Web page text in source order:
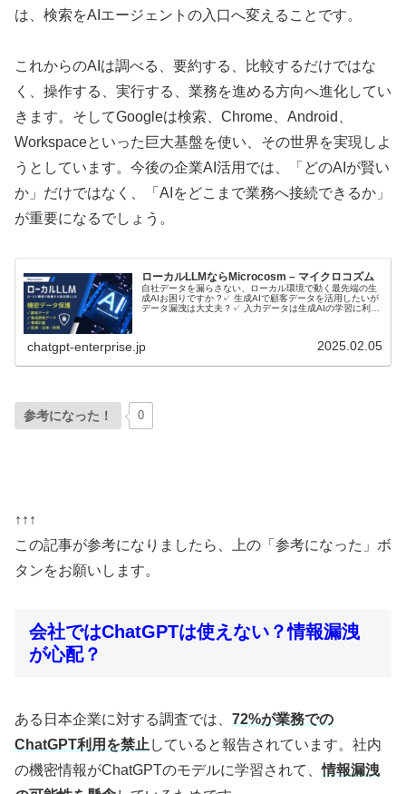
は、検索をAIエージェントの入口へ変えることです。
これからのAIは調べる、要約する、比較するだけではな
く、操作する、実行する、業務を進める方向へ進化してい
きます。そしてGoogleは検索、Chrome、Android、
Workspaceといった巨大基盤を使い、その世界を実現しよ
うとしています。今後の企業AI活用では、「どのAIが賢い
か」だけではなく、「AIをどこまで業務へ接続できるか」
が重要になるでしょう。
ローカルLLMならMicrocosm – マイクロコズム
自社データを漏らさない、ローカル環境で動く最先端の生
成AIお困りですか ?✓ 生成AIで顧客データを活用したいが
データ漏洩は大丈夫？✓ 入力データは生成AIの学習に利用
chatgpt-enterprise.jp 2025.02.05
参考になった！ 0
↑↑↑
この記事が参考になりましたら、上の「参考になった」ボ
タンをお願いします。
会社ではChatGPTは使えない？情報漏洩
が心配？
ある日本企業に対する調査では、 72%が業務での
ChatGPT利用を禁止 していると報告されています。社内
の機密情報がChatGPTのモデルに学習されて、情報漏洩